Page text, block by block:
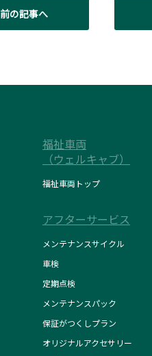
前の記事へ
福祉車両
（ウェルキャブ）
福祉車両トップ
アフターサービス
メンテナンスサイクル
車検
定期点検
メンテナンスパック
保証がつくしプラン
オリジナルアクセサリー